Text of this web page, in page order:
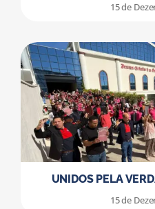
15 de
UNIDOS PELA
15 de